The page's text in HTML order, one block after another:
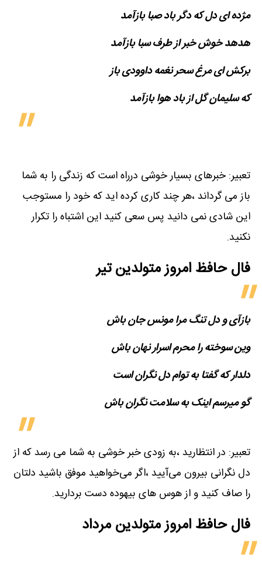
مژده ای دل که دگر باد صبا بازآمد
هدهد خوش خبر از طرف سبا بازآمد
برکش ای مرغ سحر نغمه داوودی باز
که سلیمان گل از باد هوا بازآمد
تعبیر: خبرهای بسیار خوشی درراه است که زندگی را به شما
باز می گرداند ،هر چند کاری کرده اید که خود را مستوجب
این شادی نمی دانید پس سعی کنید این اشتباه را تکرار
نکنید.
فال حافظ امروز متولدین‌ تیر
بازآی و دل تنگ مرا مونس جان باش
وین سوخته را محرم اسرار نهان باش
دلدار که گفتا به توام دل نگران است
گو می​رسم اینک به سلامت نگران باش
تعبیر: در انتظارید ،به زودی خبر خوشی به شما می رسد که از
دل نگرانی بیرون می‌آیید ،اگر می‌خواهید موفق باشید دلتان
را صاف کنید و از هوس های بیهوده دست بردارید.
فال حافظ امروز متولدین‌ مرداد